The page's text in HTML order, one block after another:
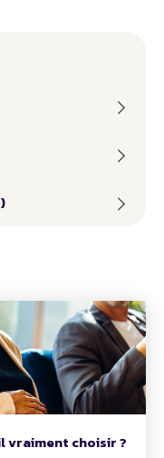
choisir ?